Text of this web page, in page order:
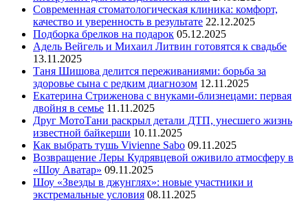
Современная стоматологическая клиника: комфорт,
качество и уверенность в результате 22.12.2025
Подборка брелков на подарок 05.12.2025
Адель Вейгель и Михаил Литвин готовятся к свадьбе
13.11.2025
Таня Шишова делится переживаниями: борьба за
здоровье сына с редким диагнозом 12.11.2025
Екатерина Стриженова с внуками-близнецами: первая
двойня в семье 11.11.2025
Друг МотоТани раскрыл детали ДТП, унесшего жизнь
известной байкерши 10.11.2025
Как выбрать тушь Vivienne Sabo 09.11.2025
Возвращение Леры Кудрявцевой оживило атмосферу в
«Шоу Аватар» 09.11.2025
Шоу «Звезды в джунглях»: новые участники и
экстремальные условия 08.11.2025